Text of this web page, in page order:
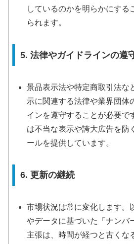
しているのかを明らかにする
られます。
5. 法律やガイドラインの遵
景品表示法や特定商取引法な
示に関連する法律や業界団体
インを遵守することが必要で
は不当な表示や誇大広告を防
ールを提供しています。
6. 更新の継続
市場状況は常に変化します。
やデータに基づいた「ナンバ
主張は、時間が経つと古くな